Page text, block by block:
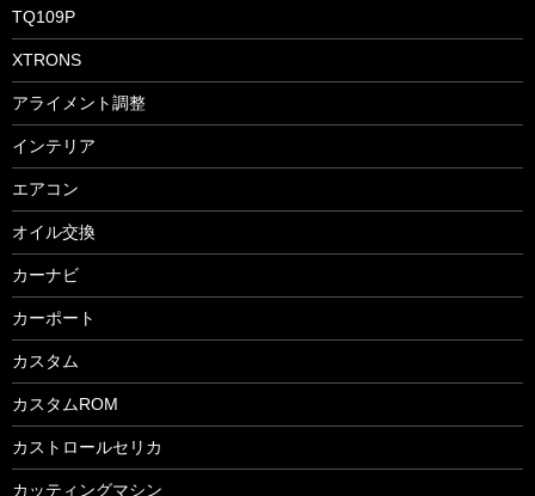
TQ109P
XTRONS
アライメント調整
インテリア
エアコン
オイル交換
カーナビ
カーポート
カスタム
カスタムROM
カストロールセリカ
カッティングマシン